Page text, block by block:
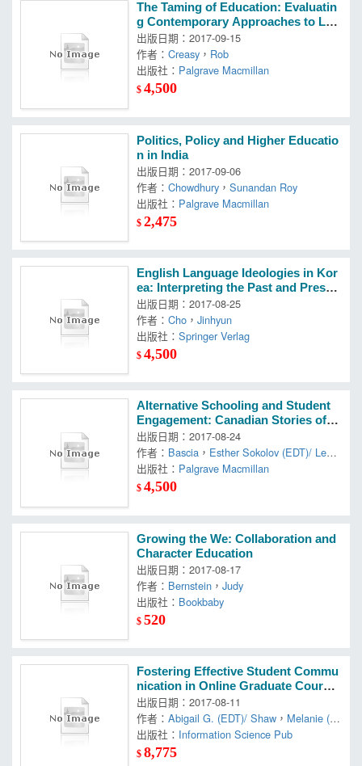
The Taming of Education: Evaluatin
g Contemporary Approaches to Lea
rning and Teaching
出版日期：2017-09-15
作者：Creasy ， Rob
出版社： Palgrave Macmillan
$4,500
Politics, Policy and Higher Educatio
n in India
出版日期：2017-09-06
作者：Chowdhury ，Sunandan Roy
出版社： Palgrave Macmillan
$2,475
English Language Ideologies in Kor
ea: Interpreting the Past and Presen
t
出版日期：2017-08-25
作者：Cho ，Jinhyun
出版社：Springer Verlag
$4,500
Alternative Schooling and Student
Engagement: Canadian Stories of D
emocracy Within Bureaucracy
出版日期：2017-08-24
作者： Bascia ， Esther Sokolov (EDT)/ Levin
，Malcolm (EDT)，Nina (EDT)/ Fine
出版社： Palgrave Macmillan
$4,500
Growing the We: Collaboration and
Character Education
出版日期：2017-08-17
作者： Bernstein ，Judy
出版社： Bookbaby
$520
Fostering Effective Student Commu
nication in Online Graduate Course
s
出版日期：2017-08-11
作者：Abigail G. (EDT)/ Shaw ， Melanie (E
DT)，Scheg
出版社： Information Science Pub
$8,775